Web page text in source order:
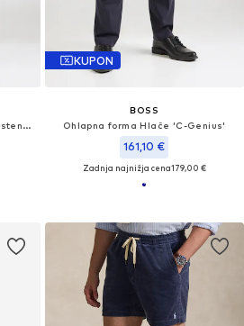
Regularen Hlače z naborki 'Hesten232X'
KUPON
BOSS
Ohlapna forma Hlače 'C-Genius'
161,10 €
Zadnja najnižja cena179,00 €